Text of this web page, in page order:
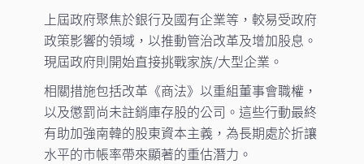
上屆政府聚焦於銀行及國有企業等，較易受政府
政策影響的領域，以推動管治改革及增加股息。
現屆政府則開始直接挑戰家族/大型企業。
相關措施包括改革《商法》以重組董事會職權，
以及懲罰尚未註銷庫存股的公司。這些行動最終
有助加強南韓的股東資本主義，為長期處於折讓
水平的市帳率帶來顯著的重估潛力。